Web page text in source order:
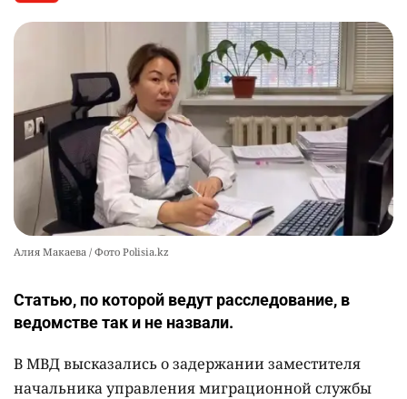
Алия Макаева / Фото Polisia.kz
Статью, по которой ведут расследование, в
ведомстве так и не назвали.
В МВД высказались о задержании заместителя
начальника управления миграционной службы